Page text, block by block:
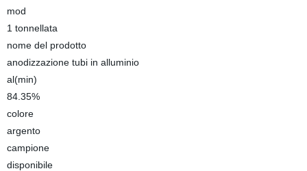
mod
1 tonnellata
nome del prodotto
anodizzazione tubi in alluminio
al(min)
84.35%
colore
argento
campione
disponibile